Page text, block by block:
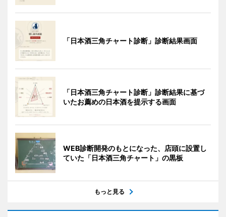
「日本酒三角チャート診断」診断結果画面
「日本酒三角チャート診断」診断結果に基づ
いたお薦めの日本酒を提示する画面
WEB診断開発のもとになった、店頭に設置し
ていた「日本酒三角チャート」の黒板
もっと見る